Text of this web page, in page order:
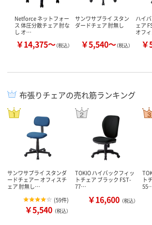
Netforce ネットフォー
ス 体圧分散チェア 肘な
し オ…
￥14,375～（税込）
サンワサプライ スタン
ダードチェア 肘無し
￥5,540～（税込）
ハイ
ェア
オフ
￥
布張りチェアの売れ筋ランキング
サンワサプライ スタンダ
ードチェアー オフィスチ
ェア 肘無し…
(59件)
￥5,540 （税込）
TOKIO ハイバックフィッ
トチェア ブラック FST-
77…
￥16,600 （税込）
ト